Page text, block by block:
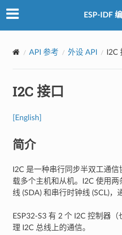
ESP-IDF
API 参考 外设 API I2C
I2C 接口
[English]
简介
I2C 是一种串行同步半双工通
载多个主机和从机。I2C 使用
线 (SDA) 和串行时钟线 (SCL)，
ESP32-S3 有 2 个 I2C 控制器
理 I2C 总线上的通信。